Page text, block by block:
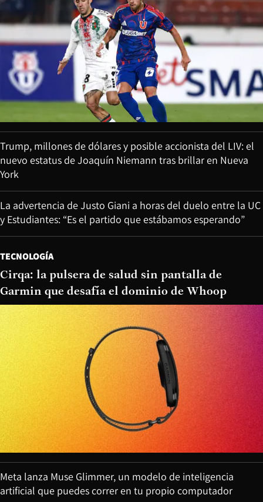
Trump, millones de dólares y posible accionista del LIV: el
nuevo estatus de Joaquín Niemann tras brillar en Nueva
York
La advertencia de Justo Giani a horas del duelo entre la UC
y Estudiantes: “Es el partido que estábamos esperando”
TECNOLOGÍA
Cirqa: la pulsera de salud sin pantalla de
Garmin que desafía el dominio de Whoop
Meta lanza Muse Glimmer, un modelo de inteligencia
artificial que puedes correr en tu propio computador